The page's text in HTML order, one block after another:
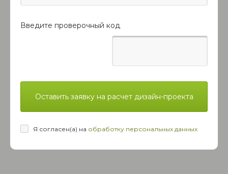
Введите проверочный код
Оставить заявку на расчет дизайн-проекта
Я согласен(а) на обработку персональных данных